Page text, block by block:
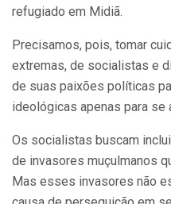
refugiado em Midiã.
Precisamos, pois, tomar
extremas, de socialistas e
de suas paixões políticas
ideológicas apenas para se
Os socialistas buscam
de invasores muçulmanos
Mas esses invasores não